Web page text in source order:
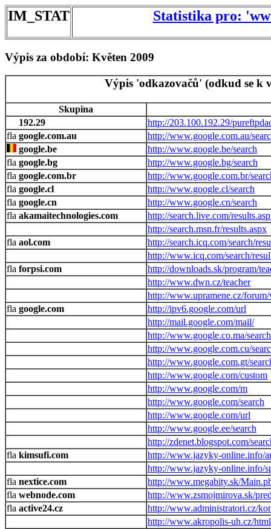
IM_STAT Statistika pro:
Výpis za období: Květen 2009
Výpis 'odkazovačů' (odkud se k
Skupina
192.29
http://203.100.192.29/
google.com.au
http://www.google.com.au/
google.be
http://www.google.be/search
google.bg
http://www.google.bg/search
google.com.br
http://www.google.com.br/
google.cl
http://www.google.cl/search
google.cn
http://www.google.cn/search
akamaitechnologies.com
http://search.live.com/
http://search.msn.fr/results.aspx
aol.com
http://search.icq.com/search/
http://www.icq.com/search/
forpsi.com
http://downloads.sk/program/
http://www.dwn.cz/teacher
http://www.upramene.cz/
google.com
http://ipv6.google.com/url
http://mail.google.com/mail/
http://www.google.co.ma/search
http://www.google.com.cu/
http://www.google.com.gt/
http://www.google.com/custom
http://www.google.com/m
http://www.google.com/search
http://www.google.com/url
http://www.google.ee/search
http://zdenet.blogspot.com/
kimsufi.com
http://www.jazyky-online.info/
http://www.jazyky-online.info/
nextice.com
http://www.megabity.sk/
webnode.com
http://www.zsmojmirova.sk/
active24.cz
http://www.administratori.cz/
http://www.akropolis-uh.cz/